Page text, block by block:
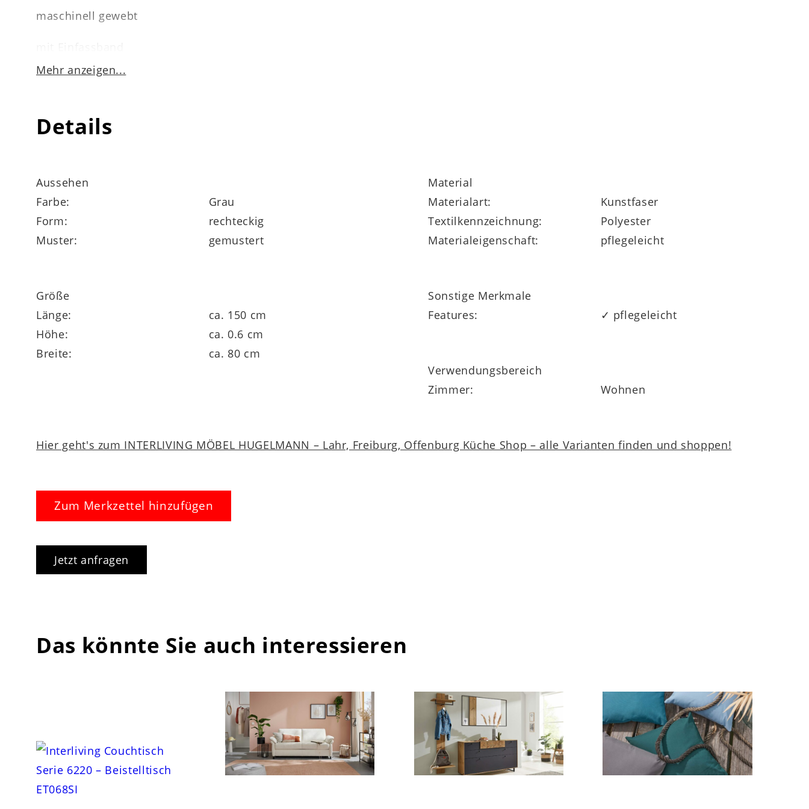
maschinell gewebt
1.850 g / m²
antistatisch
Florhöhe ca. 6 mm
in verschiedenen Größen lieferbar
Mehr anzeigen...
Details
Aussehen
Farbe:
Grau
Form:
rechteckig
Muster:
gemustert
Größe
Länge:
ca. 150 cm
Höhe:
ca. 0.6 cm
Breite:
ca. 80 cm
Material
Materialart:
Kunstfaser
Textilkennzeichnung:
Polyester
Materialeigenschaft:
pflegeleicht
Sonstige Merkmale
Features:
✓ pflegeleicht
Verwendungsbereich
Zimmer:
Wohnen
Hier geht's zum INTERLIVING MÖBEL HUGELMANN – Lahr, Freiburg, Offenburg Küche Shop – alle Varianten finden und shoppen!
Zum Merkzettel hinzufügen
Jetzt anfragen
Das könnte Sie auch interessieren